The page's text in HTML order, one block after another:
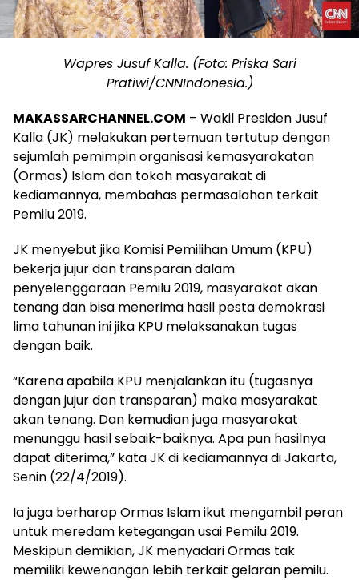
Wapres Jusuf Kalla. (Foto: Priska Sari
Pratiwi/CNNIndonesia.)
MAKASSARCHANNEL.COM – Wakil Presiden Jusuf
Kalla (JK) melakukan pertemuan tertutup dengan
sejumlah pemimpin organisasi kemasyarakatan
(Ormas) Islam dan tokoh masyarakat di
kediamannya, membahas permasalahan terkait
Pemilu 2019.
JK menyebut jika Komisi Pemilihan Umum (KPU)
bekerja jujur dan transparan dalam
penyelenggaraan Pemilu 2019, masyarakat akan
tenang dan bisa menerima hasil pesta demokrasi
lima tahunan ini jika KPU melaksanakan tugas
dengan baik.
“Karena apabila KPU menjalankan itu (tugasnya
dengan jujur dan transparan) maka masyarakat
akan tenang. Dan kemudian juga masyarakat
menunggu hasil sebaik-baiknya. Apa pun hasilnya
dapat diterima,” kata JK di kediamannya di Jakarta,
Senin (22/4/2019).
Ia juga berharap Ormas Islam ikut mengambil peran
untuk meredam ketegangan usai Pemilu 2019.
Meskipun demikian, JK menyadari Ormas tak
memiliki kewenangan lebih terkait gelaran pemilu.